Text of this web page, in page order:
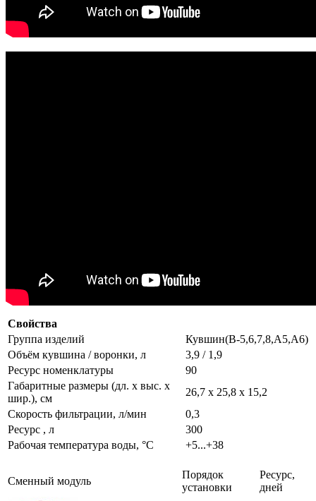
Свойства
Группа изделий
Кувшин(В-5,6,7,8,А5,А6)
Объём кувшина / воронки, л
3,9 / 1,9
Ресурс номенклатуры
90
Габаритные размеры (дл. х выс. х
шир.), см
26,7 x 25,8 x 15,2
Скорость фильтрации, л/мин
0,3
Ресурс , л
300
Рабочая температура воды, °C
+5...+38
Сменный модуль
Порядок
установки
Ресурс,
дней